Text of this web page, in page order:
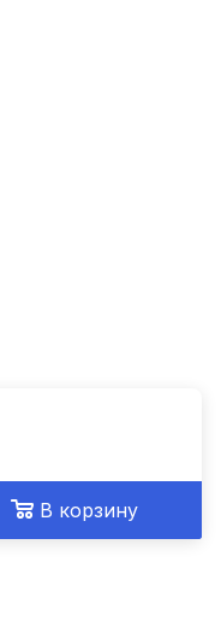
В корзину